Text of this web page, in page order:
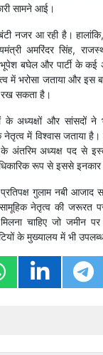
सामने आई।
बंटी नजर आ रही है।
अमरिंदर सिंह,
बघेल और पार्टी के कई
में भरोसा जताया और इस
रख सकता है।
अध्यक्षों और सांसदों ने
में विश्वास जताया
के अंतरिम अध्यक्ष पद से
रूप से इससे इनकार
गुलाम नबी
सामूहिक नेतृत्व की जरूरत
चाहिए जो जमीन
के मुख्यालय में भी